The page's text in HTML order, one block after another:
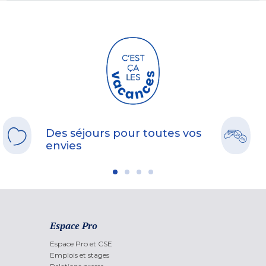
Des séjours pour toutes vos
envies
Espace Pro
Espace Pro et CSE
Emplois et stages